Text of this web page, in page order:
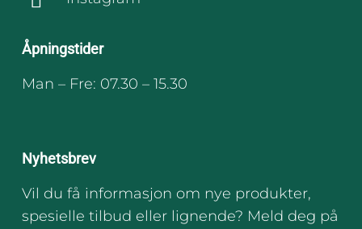
Åpningstider
Man – Fre: 07.30 – 15.30
Nyhetsbrev
Vil du få informasjon om nye produkter,
spesielle tilbud eller lignende? Meld deg på